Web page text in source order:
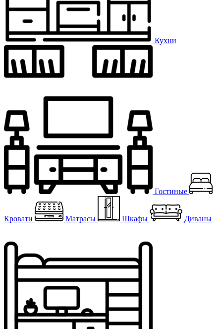
Кухни
Гостиные
Кровати Матрасы Шкафы Диваны